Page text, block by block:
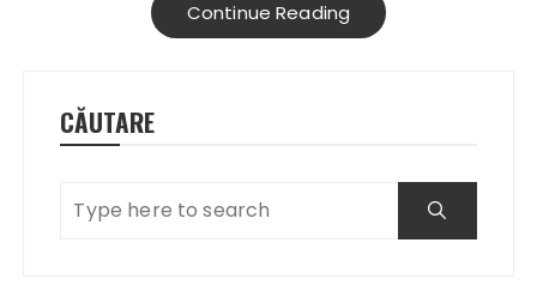
Continue Reading
CĂUTARE